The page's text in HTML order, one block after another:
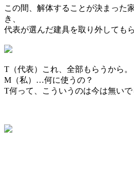
この間、解体することが決まった
き、
代表が選んだ建具を取り外しても
T（代表）
これ、全部もらうから。
M（私） …何に使うの？
T何って、こういうのは今は無いで